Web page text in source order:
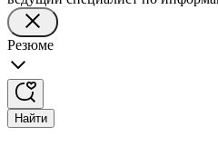
Резюме
Найти